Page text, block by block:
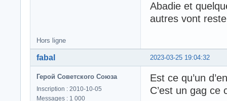
Abadie et
autres vont
Hors ligne
2023-03-25 19:04:32
fabal
Герой Советского Союза
Inscription : 2010-10-05
Messages : 1 000
Est ce qu’un
C’est un gag ce